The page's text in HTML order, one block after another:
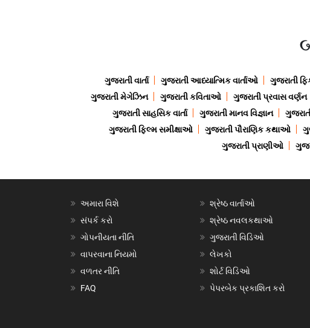
ગુજરાતી વાર્તા ગુજરાતી આધ્યાત્મિક વાર્તાઓ ગુજરાતી
ગુજરાતી મેગેઝિન
ગુજરાતી કવિતાઓ ગુજરાતી પ્રવાસ વર્ણન
ગુજરાતી સાહસિક વાર્તા
ગુજરાતી માનવ વિજ્ઞાન
ગુજરાતી ફિલ્મ સમીક્ષાઓ
ગુજરાતી પૌરાણિક કથાઓ
ગુજરાતી પ્રાણીઓ
અમારા વિશે
સંપર્ક કરો
ગોપનીયતા નીતિ
વાપરવાના નિયમો
વળતર નીતિ
FAQ
શ્રેષ્ઠ વાર્તાઓ
શ્રેષ્ઠ નવલકથાઓ
ગુજરાતી વિડિઓ
લેખકો
શોર્ટ વિડિઓ
પેપરબેક પ્રકાશિત કરો